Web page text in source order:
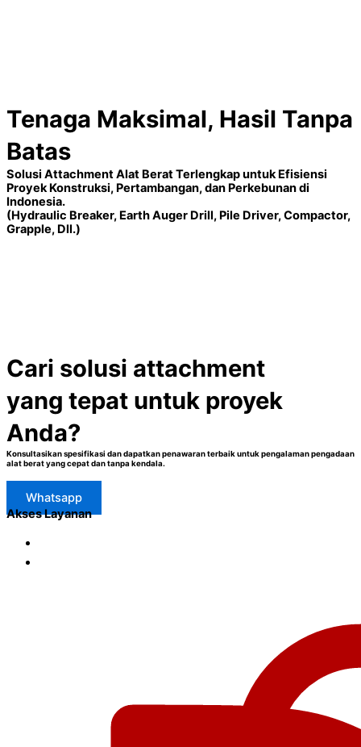
Tenaga Maksimal, Hasil Tanpa
Batas
Solusi Attachment Alat Berat Terlengkap untuk Efisiensi
Proyek Konstruksi, Pertambangan, dan Perkebunan di
Indonesia.
(Hydraulic Breaker, Earth Auger Drill, Pile Driver, Compactor,
Grapple, Dll.)
Cari solusi attachment
yang tepat untuk proyek
Anda?
Konsultasikan spesifikasi dan dapatkan penawaran terbaik untuk pengalaman pengadaan
alat berat yang cepat dan tanpa kendala.
Whatsapp
Akses Layanan